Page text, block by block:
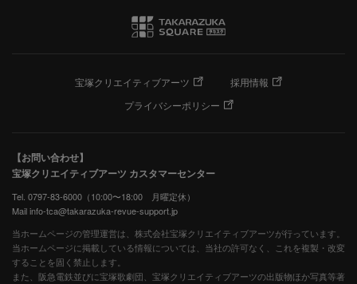
宝塚クリエイティブアーツ
採用情報
プライバシーポリシー
【お問い合わせ】
宝塚クリエイティブアーツ カスタマーセンター
Tel. 0797-83-6000（10:00〜18:00 月曜定休）
Mail info-tca@takarazuka-revue-support.jp
当ホームページの管理運営は、株式会社宝塚クリエイティブアーツが行っています。
当ホームページに掲載している情報については、当社の許可なく、これを複製・改変
することを固く禁止します。
また、阪急電鉄並びに宝塚歌劇団、宝塚クリエイティブアーツの出版物ほか写真等著